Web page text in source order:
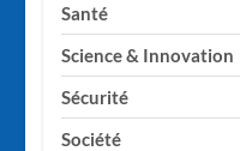
Santé
Science & Innovation
Sécurité
Société